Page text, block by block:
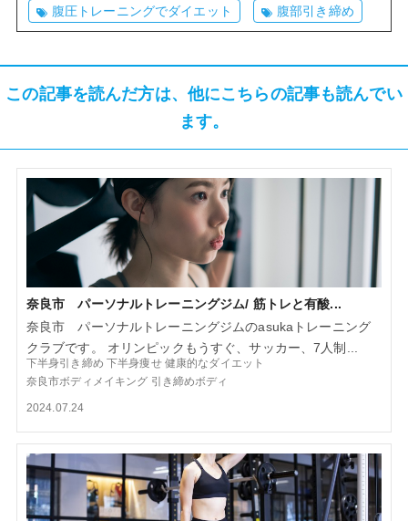
腹圧トレーニングでダイエット 腹部引き締め
この記事を読んだ方は、他にこちらの記事も読んでい
ます。
奈良市 パーソナルトレーニングジム/ 筋トレと有酸...
奈良市 パーソナルトレーニングジムのasukaトレーニング
クラブです。 オリンピックもうすぐ、サッカー、7人制...
下半身引き締め 下半身痩せ 健康的なダイエット
奈良市ボディメイキング 引き締めボディ
2024.07.24